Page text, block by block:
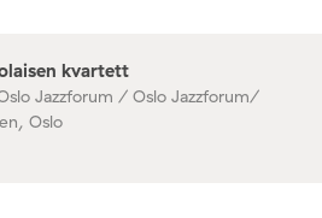
kvartett
Jazzforum / Oslo Jazzforum/
Oslo